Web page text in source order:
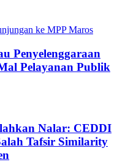
Penyelenggaraan
Pelayanan Publik
Nalar: CEDDI
Tafsir Similarity